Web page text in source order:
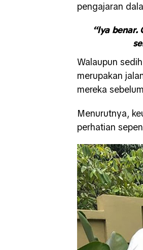
pengajaran
“Iya benar.
Walaupun
merupakan
mereka
Menurutnya,
perhatian